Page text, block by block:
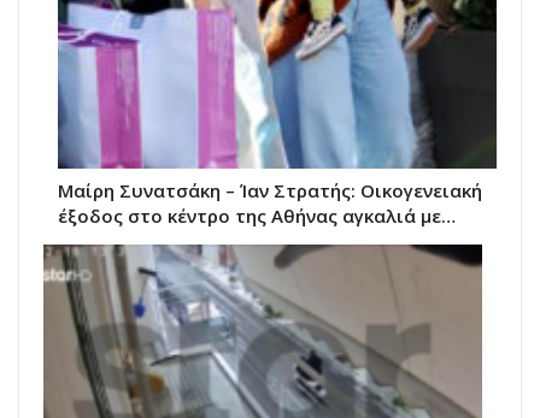
Μαίρη Συνατσάκη – Ίαν Στρατής: Οικογενειακή
έξοδος στο κέντρο της Αθήνας αγκαλιά με…